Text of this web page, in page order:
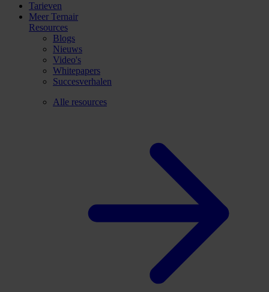
Tarieven
Meer Ternair
Resources
Blogs
Nieuws
Video's
Whitepapers
Succesverhalen
Alle resources